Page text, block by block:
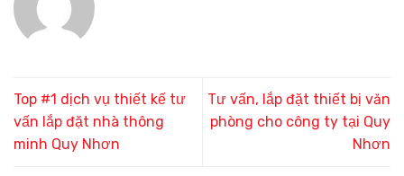
Top #1 dịch vụ thiết kế tư
vấn lắp đặt nhà thông
minh Quy Nhơn
Tư vấn, lắp đặt thiết bị văn
phòng cho công ty tại Quy
Nhơn